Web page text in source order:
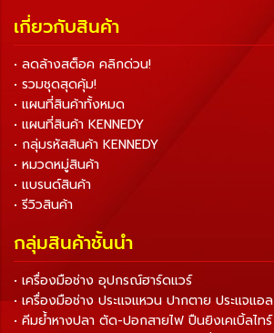
เกี่ยวกับสินค้า
• ลดล้างสต็อค คลิกด่วน!
• รวมชุดสุดคุ้ม!
• แผนที่สินค้าทั้งหมด
• แผนที่สินค้า KENNEDY
• กลุ่มรหัสสินค้า KENNEDY
• หมวดหมู่สินค้า
• แบรนด์สินค้า
• รีวิวสินค้า
กลุ่มสินค้าชั้นนำ
• เครื่องมือช่าง อุปกรณ์ฮาร์ดแวร์
• เครื่องมือช่าง ประแจแหวน ปากตาย ประแจแอล
• คีมย้ำหางปลา ตัด-ปอกสายไฟ ปืนยิงเคเบิ้ลไทร์